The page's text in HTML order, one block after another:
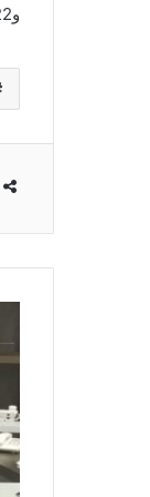
و422 فحصا مخبريا.